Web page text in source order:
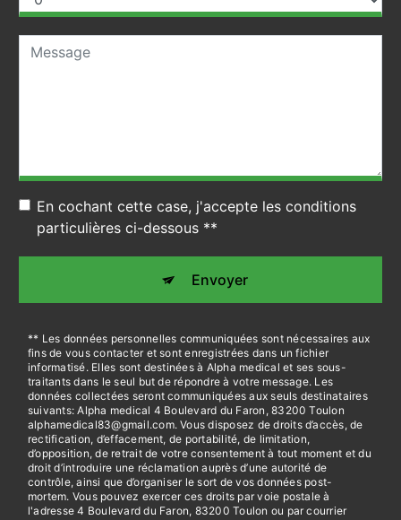
En cochant cette case, j'accepte les conditions
particulières ci-dessous **
Envoyer
** Les données personnelles communiquées sont nécessaires aux
fins de vous contacter et sont enregistrées dans un fichier
informatisé. Elles sont destinées à Alpha medical et ses sous-
traitants dans le seul but de répondre à votre message. Les
données collectées seront communiquées aux seuls destinataires
suivants: Alpha medical 4 Boulevard du Faron, 83200 Toulon
alphamedical83@gmail.com. Vous disposez de droits d’accès, de
rectification, d’effacement, de portabilité, de limitation,
d’opposition, de retrait de votre consentement à tout moment et du
droit d’introduire une réclamation auprès d’une autorité de
contrôle, ainsi que d’organiser le sort de vos données post-
mortem. Vous pouvez exercer ces droits par voie postale à
l'adresse 4 Boulevard du Faron, 83200 Toulon ou par courrier